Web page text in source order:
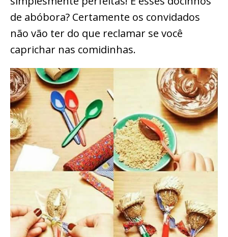
de abóbora? Certamente os convidados
não vão ter do que reclamar se você
caprichar nas comidinhas.